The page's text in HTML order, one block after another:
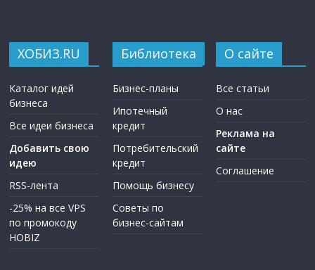
ХОБИЗ.RU
Каталог идей
бизнеса
Все идеи бизнеса
Добавить свою
идею
RSS-лента
-25% на все VPS
по промокоду
HOBIZ
Библиотека
Бизнес-планы
Ипотечный
кредит
Потребительский
кредит
Помощь бизнесу
Советы по
бизнес-сайтам
О сайте
Все статьи
О нас
Реклама на
сайте
Соглашение